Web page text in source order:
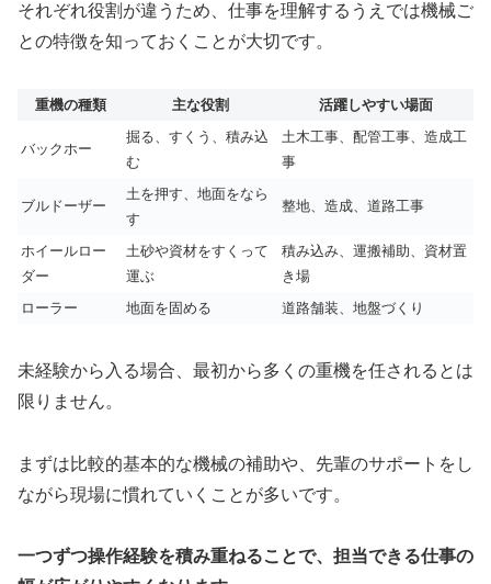
それぞれ役割が違うため、仕事を理解するうえでは機械ご
との特徴を知っておくことが大切です。
重機の種類 主な役割 活躍しやすい場面
バックホー
掘る、すくう、積み込
む
土木工事、配管工事、造成工
事
ブルドーザー
土を押す、地面をなら
す
整地、造成、道路工事
ホイールロー
ダー
土砂や資材をすくって
運ぶ
積み込み、運搬補助、資材置
き場
ローラー
地面を固める 道路舗装、地盤づくり
未経験から入る場合、最初から多くの重機を任されるとは
限りません。
まずは比較的基本的な機械の補助や、先輩のサポートをし
ながら現場に慣れていくことが多いです。
一つずつ操作経験を積み重ねることで、担当できる仕事の